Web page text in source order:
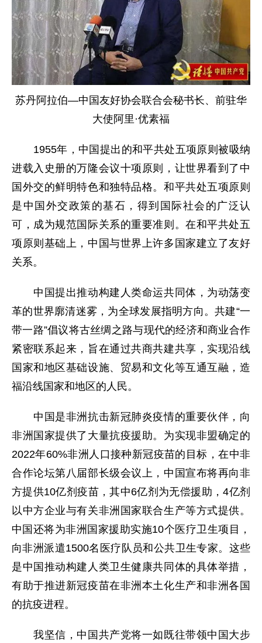
苏丹阿拉伯—中国友好协会联合会秘书长、前驻华
大使阿里·优素福
1955年，中国提出的和平共处五项原则被吸纳
进载入史册的万隆会议十项原则，让世界看到了中
国外交的鲜明特色和独特品格。和平共处五项原则
是中国外交政策的基石，得到国际社会的广泛认
可，成为规范国际关系的重要准则。在和平共处五
项原则基础上，中国与世界上许多国家建立了友好
关系。
中国提出推动构建人类命运共同体，为动荡变
革的世界廓清迷雾，为全球发展指明方向。共建“一
带一路”倡议将古丝绸之路与现代的经济和商业合作
紧密联系起来，旨在通过共商共建共享，实现沿线
国家和地区基础设施、贸易和文化等互通互融，造
福沿线国家和地区的人民。
中国是非洲抗击新冠肺炎疫情的重要伙伴，向
非洲国家提供了大量抗疫援助。为实现非盟确定的
2022年60%非洲人口接种新冠疫苗的目标，在中非
合作论坛第八届部长级会议上，中国宣布将再向非
方提供10亿剂疫苗，其中6亿剂为无偿援助，4亿剂
以中方企业与有关非洲国家联合生产等方式提供。
中国还将为非洲国家援助实施10个医疗卫生项目，
向非洲派遣1500名医疗队员和公共卫生专家。这些
是中国推动构建人类卫生健康共同体的具体举措，
有助于推进新冠疫苗在非洲本土化生产和非洲各国
的抗疫进程。
我坚信，中国共产党将一如既往带领中国大步